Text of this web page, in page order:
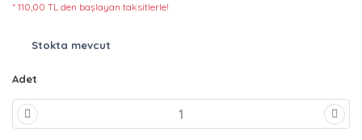
* 110,00 TL den başlayan taksitlerle!
Stokta mevcut
Adet